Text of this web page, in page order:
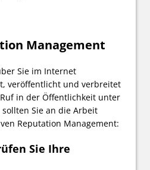
Management
Sie im Internet
veröffentlicht und verbreitet
in der Öffentlichkeit unter
Sie an die Arbeit
Reputation Management:
Sie Ihre